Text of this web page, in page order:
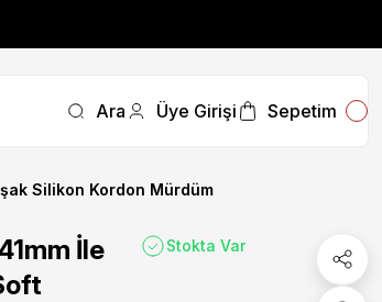
Ara Üye Girişi Sepetim
Silikon Kordon Mürdüm
İle
Stokta Var